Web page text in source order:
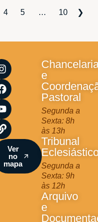
4 5 … 10 ❯
I
n
s
t
a
g
r
a
m
F
a
c
e
b
o
o
k
Y
o
u
t
u
b
e
L
i
n
k
Ver
no
mapa
e
Pastoral
Segunda a
Sexta: 8h
às 13h
Tribunal
Segunda a
Sexta: 9h
às 12h
Arquivo
e